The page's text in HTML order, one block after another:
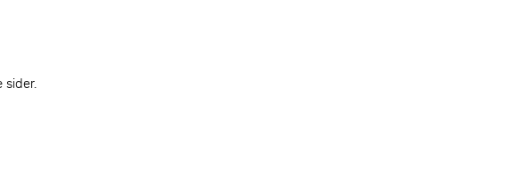
sider.